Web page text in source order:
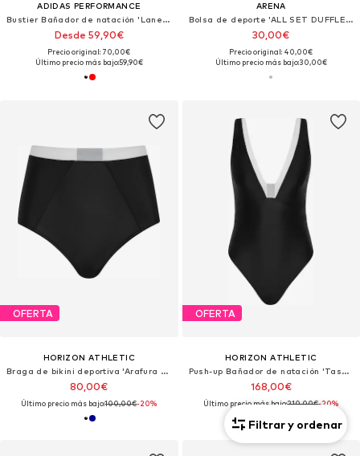
ADIDAS PERFORMANCE
Bustier Bañador de natación 'Lanelux'
Desde 59,90€
Precio original: 70,00€
Último precio más bajo:59,90€
ARENA
Bolsa de deporte 'ALL SET DUFFLE 25L'
30,00€
Precio original: 40,00€
Último precio más bajo:30,00€
OFERTA
HORIZON ATHLETIC
Braga de bikini deportiva 'Arafura Bikini Bottom Luna'
80,00€
Último precio más bajo:100,00€-20%
OFERTA
HORIZON ATHLETIC
Push-up Bañador de natación 'Tasman One Piece Luna'
168,00€
Último precio más bajo:210,00€-20%
Filtrar y ordenar